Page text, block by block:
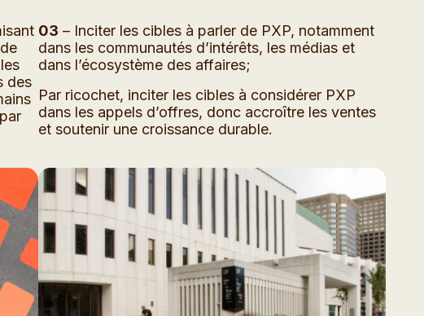
des
03 – Inciter les cibles à parler de PXP, notamment
dans les communautés d’intérêts, les médias et
dans l’écosystème des affaires;
Par ricochet, inciter les cibles à considérer PXP
dans les appels d’offres, donc accroître les ventes
et soutenir une croissance durable.